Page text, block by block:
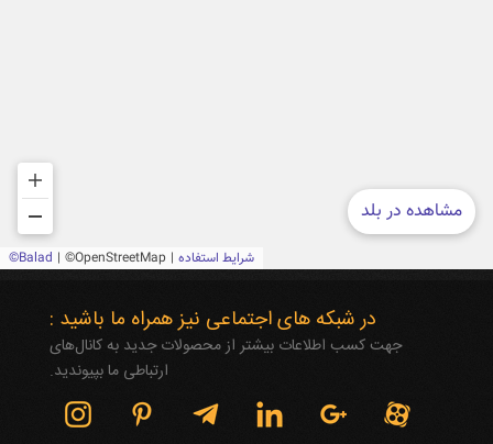
در شبکه های اجتماعی نیز همراه ما باشید :
جهت کسب اطلاعات بیشتر از محصولات جدید به کانال‌های
ارتباطی ما بپیوندید.